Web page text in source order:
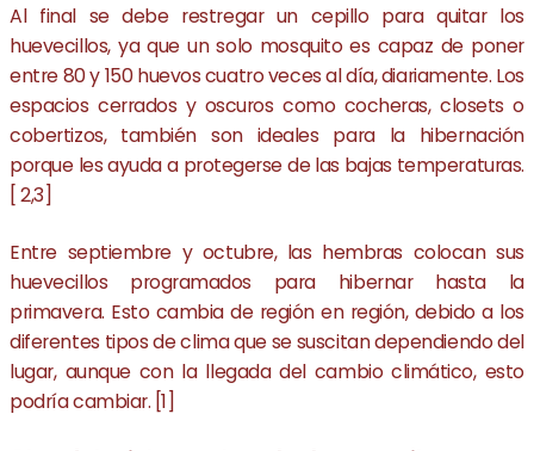
Al final se debe restregar un cepillo para quitar los
huevecillos, ya que un solo mosquito es capaz de poner
entre 80 y 150 huevos cuatro veces al día, diariamente. Los
espacios cerrados y oscuros como cocheras, closets o
cobertizos, también son ideales para la hibernación
porque les ayuda a protegerse de las bajas temperaturas.
[ 2,3]
Entre septiembre y octubre, las hembras colocan sus
huevecillos programados para hibernar hasta la
primavera. Esto cambia de región en región, debido a los
diferentes tipos de clima que se suscitan dependiendo del
lugar, aunque con la llegada del cambio climático, esto
podría cambiar. [1]